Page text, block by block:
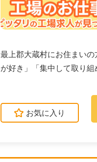
最上郡大蔵村にお住まい
が好き」「集中して取り
お気に入り